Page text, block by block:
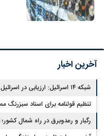
آخرین اخبار
شبکه ۱۴ اسرائیل: ارزیابی در
قرار دارد
تنظیم قولنامه برای اسناد سبزرنگ
رگبار و رعدوبرق در راه شمال